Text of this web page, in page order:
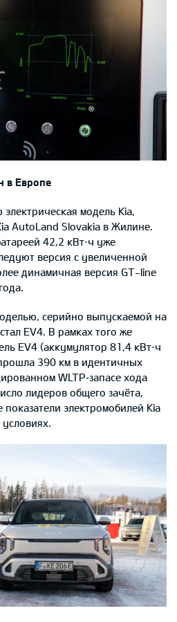
в Европе
модель Kia,
AutoLand Slovakia в Жилине.
42,2 кВт⋅ч уже
версия с увеличенной
динамичная версия GT-line
серийно выпускаемой на
EV4. В рамках того же
EV4 (аккумулятор 81,4 кВт⋅ч
390 км в идентичных
WLTP‑запасе хода
лидеров общего зачёта,
электромобилей Kia